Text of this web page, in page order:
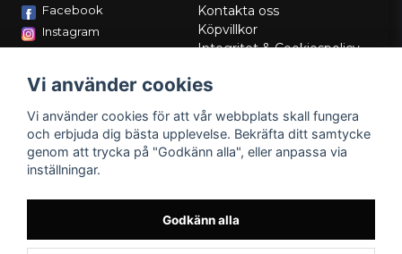
Facebook
Instagram
Kontakta oss
Köpvillkor
Integritet & Cookiespolicy
Service/Garanti
Lådritning
Om oss
Vi använder cookies
Vi använder cookies för att vår webbplats skall fungera
och erbjuda dig bästa upplevelse. Bekräfta ditt samtycke
genom att trycka på "Godkänn alla", eller anpassa via
inställningar.
Godkänn alla